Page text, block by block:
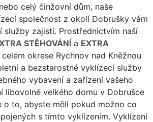
celý činžovní dům, naše
společnost z okolí Dobrušky vám
zajistí. Prostřednictvím naší
STĚHOVÁNÍ a EXTRA
okrese Rychnov nad Kněžnou
a bezstarostné vyklízecí služby
vybavení a zařízení vašeho
libovolně velkého domu v Dobrušce
o to, abyste měli pokud možno co
s tímto vyklízením. Vyklízení